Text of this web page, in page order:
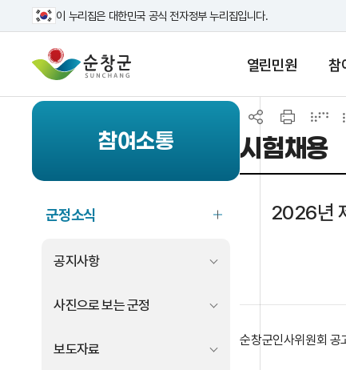
이 누리집은 대한민국 공식 전자정부 누리집입니다.
열린민원 참
참여소통
군정소식
공지사항
사진으로 보는 군정
보도자료
시험채용
2026년
순창군인사위원회